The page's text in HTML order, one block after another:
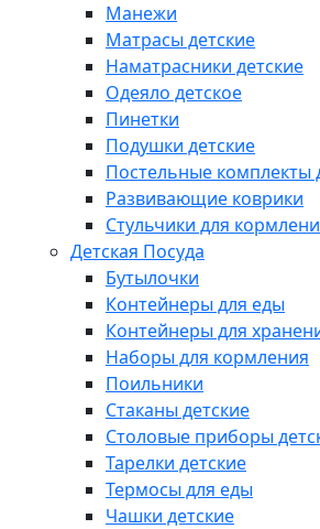
Манежи
Матрасы детские
Наматрасники детские
Одеяло детское
Пинетки
Подушки детские
Постельные комплекты
Развивающие коврики
Стульчики для
Детская Посуда
Бутылочки
Контейнеры для еды
Контейнеры для
Наборы для кормления
Поильники
Стаканы детские
Столовые приборы
Тарелки детские
Термосы для еды
Чашки детские